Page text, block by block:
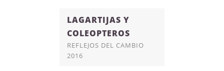
LAGARTIJAS Y
COLEOPTEROS
REFLEJOS DEL CAMBIO
2016